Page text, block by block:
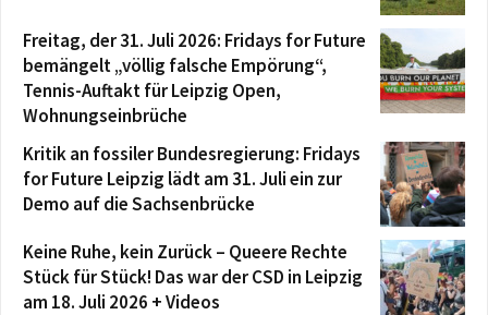
Freitag, der 31. Juli 2026: Fridays for Future
bemängelt „völlig falsche Empörung“,
Tennis-Auftakt für Leipzig Open,
Wohnungseinbrüche
Kritik an fossiler Bundesregierung: Fridays
for Future Leipzig lädt am 31. Juli ein zur
Demo auf die Sachsenbrücke
Keine Ruhe, kein Zurück – Queere Rechte
Stück für Stück! Das war der CSD in Leipzig
am 18. Juli 2026 + Videos